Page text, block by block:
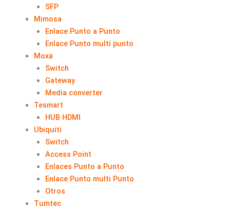
SFP
Mimosa
Enlace Punto a Punto
Enlace Punto multi punto
Moxa
Switch
Gateway
Media converter
Tesmart
HUB HDMI
Ubiquiti
Switch
Access Point
Enlaces Punto a Punto
Enlace Punto multi Punto
Otros
Tumtec